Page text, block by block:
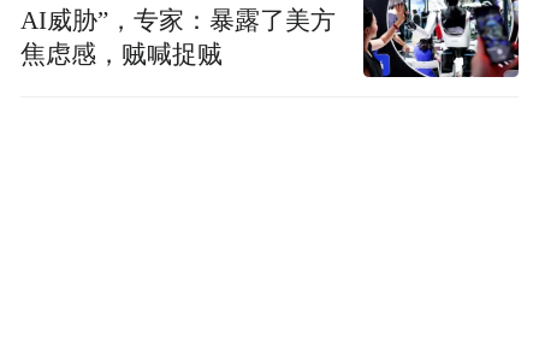
AI威胁”，专家：暴露了美方
焦虑感，贼喊捉贼